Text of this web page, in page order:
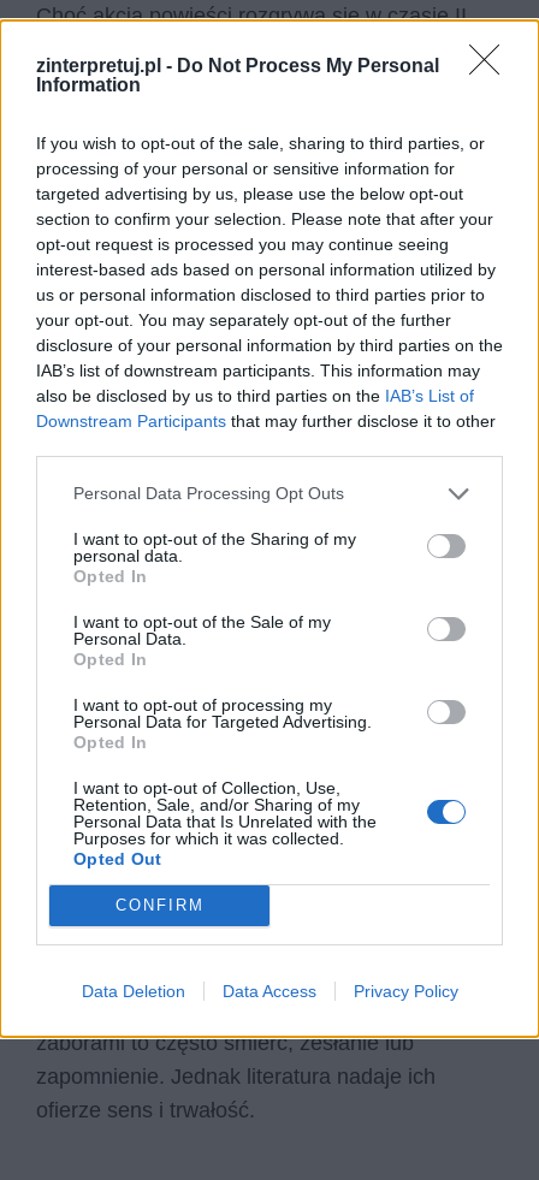
zinterpretuj.pl - Do Not Process My Personal
Information
If you wish to opt-out of the sale, sharing to third parties, or
processing of your personal or sensitive information for
targeted advertising by us, please use the below opt-out
section to confirm your selection. Please note that after your
opt-out request is processed you may continue seeing
interest-based ads based on personal information utilized by
us or personal information disclosed to third parties prior to
your opt-out. You may separately opt-out of the further
disclosure of your personal information by third parties on the
IAB’s list of downstream participants. This information may
also be disclosed by us to third parties on the IAB’s List of
Downstream Participants that may further disclose it to other
Personal Data Processing Opt Outs
I want to opt-out of the Sharing of my
personal data.
Opted In
I want to opt-out of the Sale of my
Personal Data.
Opted In
I want to opt-out of processing my
Personal Data for Targeted Advertising.
Opted In
I want to opt-out of Collection, Use,
Retention, Sale, and/or Sharing of my
Personal Data that Is Unrelated with the
Purposes for which it was collected.
Opted Out
CONFIRM
Data Deletion Data Access Privacy Policy
Choć akcja powieści rozgrywa się w czasie II
mechanizm walki młodzieży z okupantem.
kontynuatorami tradycji patriotycznej
zapoczątkowanej jeszcze w czasach zaborów.
Ich wychowanie oparte jest na wartościach
narodowych i romantycznym ideale
poświęcenia. Młodzi ludzie rezygnują z
normalnej młodości, aby podjąć walkę o
wolność. Edukacja konspiracyjna zastępuje
szkołę, a przyjaźń nabiera wymiaru braterstwa
broni. Powieść pokazuje, że polska młodzież w
różnych epokach była zmuszana do
przedwczesnej dojrzałości. Wspólnym
ojczyzny. To dziedzictwo duchowe wywodzące
się z czasów zaborów.
Gloria victis
Nowela Orzeszkowej przywołuje pamięć
młodych powstańców styczniowych. Narracja
przechowuje wspomnienie o poległych. Młodzież
przedstawiona jest jako pokolenie gotowe na
najwyższą ofiarę. Choć powstanie kończy się
klęską, moralne zwycięstwo pozostaje po stronie
młodych bohaterów. Orzeszkowa podkreśla, że
pamięć o ich czynie staje się fundamentem
zaborami to często śmierć, zesłanie lub
zapomnienie. Jednak literatura nadaje ich
ofierze sens i trwałość.